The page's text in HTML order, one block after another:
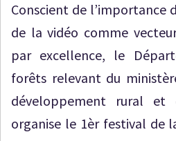
Conscient de
de la vidéo comme
par excellence, le
forêts relevant du
développement rural
organise le 1èr festival de